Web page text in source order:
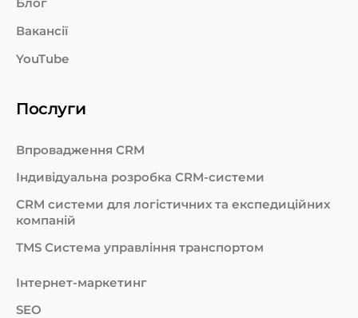
Вакансії
YouTube
Послуги
Впровадження CRM
Індивідуальна розробка CRM-системи
СRM системи для логістичних та експедиційних
компаній
TMS Система управління транспортом
Інтернет-маркетинг
SEO